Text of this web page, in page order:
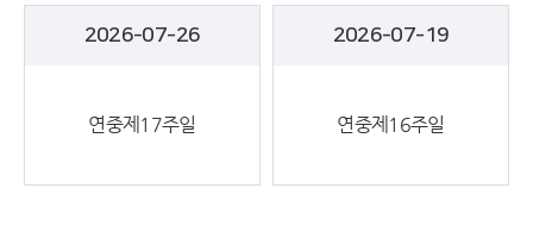
2026-07-26
연중제17주일
2026-07-19
연중제16주일